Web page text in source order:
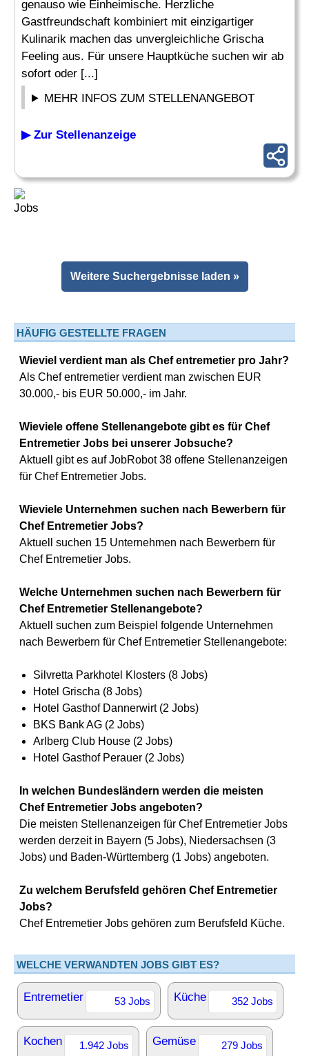
genauso wie Einheimische. Herzliche
Gastfreundschaft kombiniert mit einzigartiger
Kulinarik machen das unvergleichliche Grischa
Feeling aus. Für unsere Hauptküche suchen wir ab
sofort oder [...]
MEHR INFOS ZUM STELLENANGEBOT
▶ Zur Stellenanzeige
Weitere Suchergebnisse laden »
HÄUFIG GESTELLTE FRAGEN
Wieviel verdient man als Chef entremetier pro Jahr?
Als Chef entremetier verdient man zwischen EUR
30.000,- bis EUR 50.000,- im Jahr.
Wieviele offene Stellenangebote gibt es für Chef
Entremetier Jobs bei unserer Jobsuche?
Aktuell gibt es auf JobRobot 38 offene Stellenanzeigen
für Chef Entremetier Jobs.
Wieviele Unternehmen suchen nach Bewerbern für
Chef Entremetier Jobs?
Aktuell suchen 15 Unternehmen nach Bewerbern für
Chef Entremetier Jobs.
Welche Unternehmen suchen nach Bewerbern für
Chef Entremetier Stellenangebote?
Aktuell suchen zum Beispiel folgende Unternehmen
nach Bewerbern für Chef Entremetier Stellenangebote:
Silvretta Parkhotel Klosters (8 Jobs)
Hotel Grischa (8 Jobs)
Hotel Gasthof Dannerwirt (2 Jobs)
BKS Bank AG (2 Jobs)
Arlberg Club House (2 Jobs)
Hotel Gasthof Perauer (2 Jobs)
In welchen Bundesländern werden die meisten
Chef Entremetier Jobs angeboten?
Die meisten Stellenanzeigen für Chef Entremetier Jobs
werden derzeit in Bayern (5 Jobs), Niedersachsen (3
Jobs) und Baden-Württemberg (1 Jobs) angeboten.
Zu welchem Berufsfeld gehören Chef Entremetier
Jobs?
Chef Entremetier Jobs gehören zum Berufsfeld Küche.
WELCHE VERWANDTEN JOBS GIBT ES?
Entremetier 53 Jobs Küche 352 Jobs
Kochen 1.942 Jobs Gemüse 279 Jobs